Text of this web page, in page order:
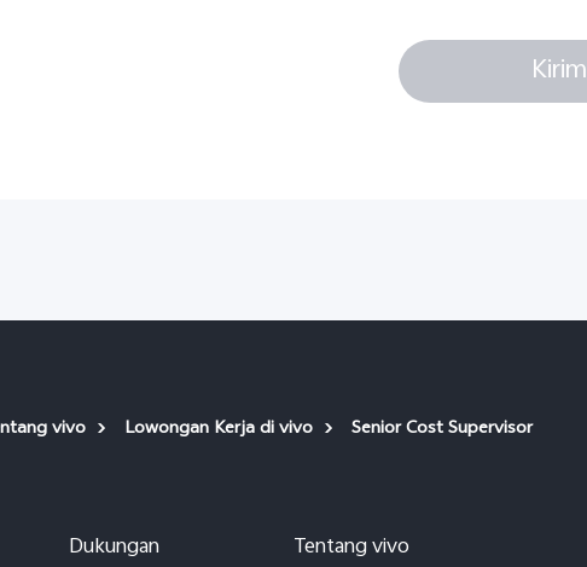
Kirim
vivo Lowongan Kerja di vivo Senior Cost Supervisor
Dukungan Tentang vivo